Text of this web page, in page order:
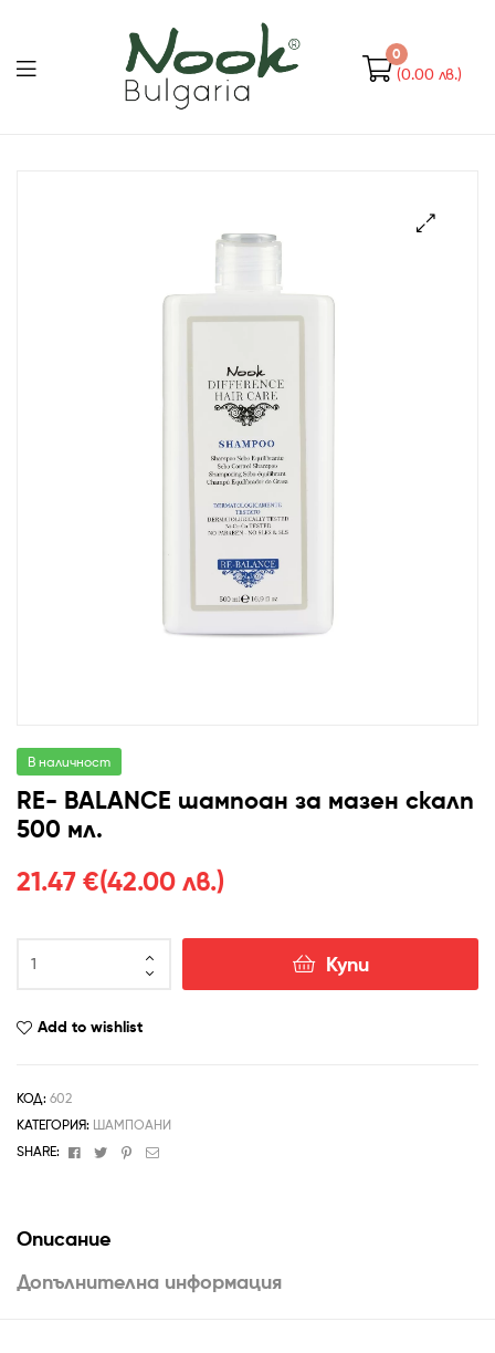
0
(0.00 лв.)
Bulgaria
В наличност
RE- BALANCE шампоан за мазен скалп
500 мл.
21.47 €(42.00 лв.)
Купи
Add to wishlist
КОД: 602
КАТЕГОРИЯ: ШАМПОАНИ
SHARE:
FacebookTwitterPinterest
Email
Описание
Допълнителна информация